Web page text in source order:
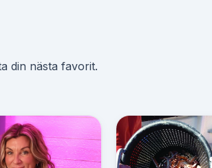
din nästa favorit.